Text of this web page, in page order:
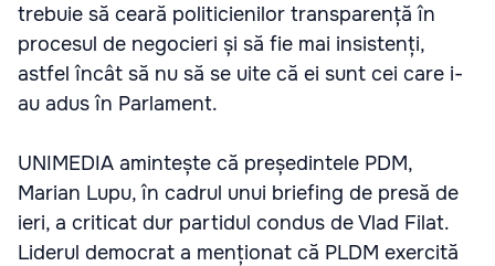
trebuie să ceară politicienilor transparență în
procesul de negocieri și să fie mai insistenți,
astfel încât să nu să se uite că ei sunt cei care i-
au adus în Parlament.
UNIMEDIA amintește că președintele PDM,
Marian Lupu, în cadrul unui briefing de presă de
ieri, a criticat dur partidul condus de Vlad Filat.
Liderul democrat a menționat că PLDM exercită